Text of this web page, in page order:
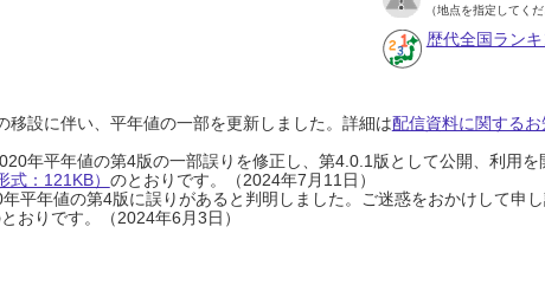
（地点を指定してくだ
歴代全国ラン
移設に伴い、平年値の一部を更新しました。詳細は配信資料に関するお
年平年値の第4版の一部誤りを修正し、第4.0.1版として公開、利用
：121KB） のとおりです。（2024年7月11日）
平年値の第4版に誤りがあると判明しました。ご迷惑をおかけして申
おりです。（2024年6月3日）